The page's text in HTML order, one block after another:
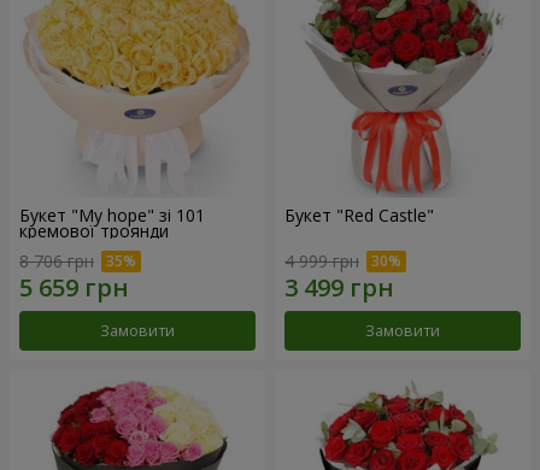
Букет "My hope" зі 101
кремової троянди
8 706 грн
Замовити
Букет "Red Castle"
4 999 грн
Замовити